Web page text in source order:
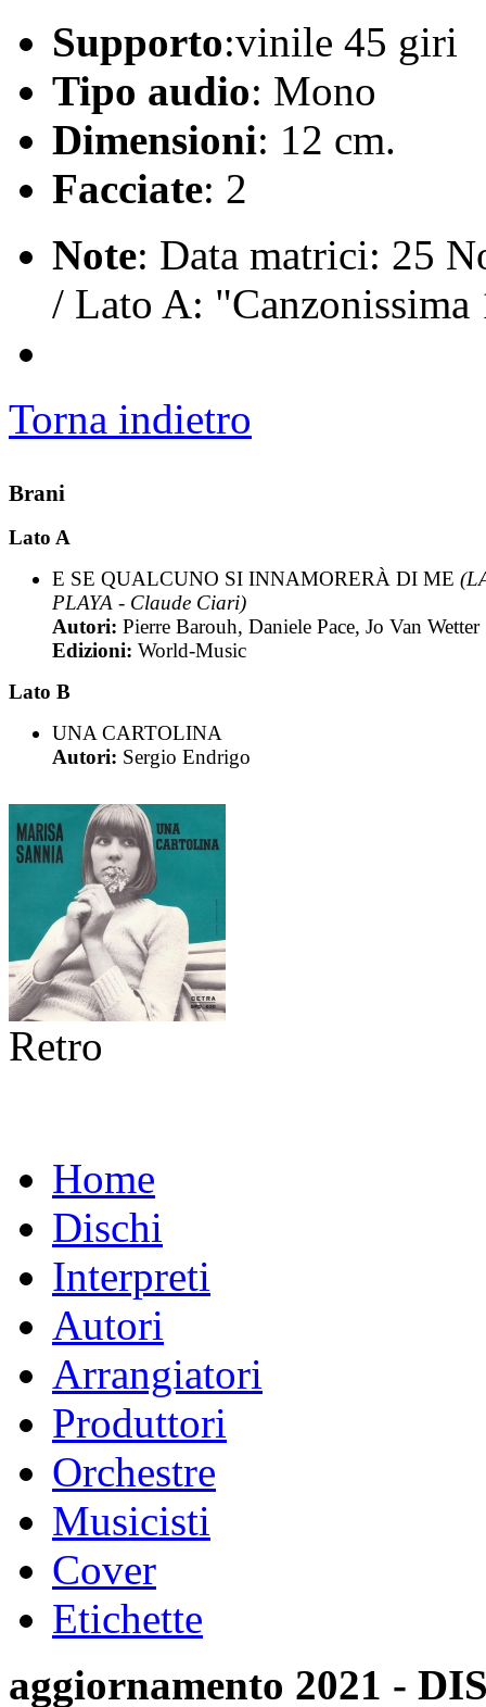
Supporto:vinile 45 giri
Tipo audio: Mono
Dimensioni: 12 cm.
Facciate: 2
Note: Data matrici: 25
/ Lato A: "Canzonissima
Torna indietro
Brani
Lato A
E SE QUALCUNO SI INNAMORERÀ DI ME
PLAYA - Claude Ciari)
Autori: Pierre Barouh, Daniele Pace, Jo Van Wetter
Edizioni: World-Music
Lato B
UNA CARTOLINA
Autori: Sergio Endrigo
Retro
Home
Dischi
Interpreti
Autori
Arrangiatori
Produttori
Orchestre
Musicisti
Cover
Etichette
aggiornamento 2021 -